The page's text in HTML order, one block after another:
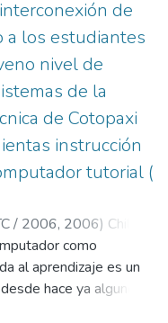
Educación Básica
Parte de un
un diseño
en tres partes
de la propuesta,
se apoya en la
con su instrumento el
por ítems, con
docentes y
los instrumentos con
de
a los estudiantes
nivel de
de la
de Cotopaxi
instrucción
tutorial (
/ 2006, 2006) Chiluisa
;Soria Moya,
Parra, Carlos
como
al aprendizaje es un
hace ya algunos
definitiva no se